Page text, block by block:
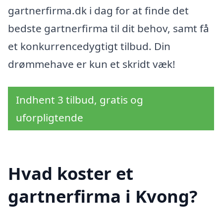
gartnerfirma.dk i dag for at finde det
bedste gartnerfirma til dit behov, samt få
et konkurrencedygtigt tilbud. Din
drømmehave er kun et skridt væk!
Indhent 3 tilbud, gratis og
uforpligtende
Hvad koster et
gartnerfirma i Kvong?